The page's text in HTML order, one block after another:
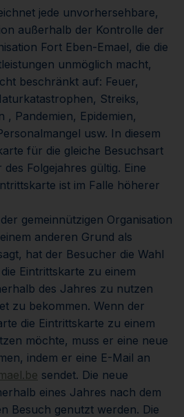
jede unvorhersehbare,
außerhalb der Kontrolle der
Fort Eben-Emael, die die
unmöglich macht,
beschränkt auf: Feuer,
Streiks,
, Pandemien, Epidemien,
usw. In diesem
für die gleiche Besuchsart
Folgejahres gültig. Eine
ist im Falle höherer
gemeinnützigen Organisation
anderen Grund als
hat der Besucher die Wahl
Eintrittskarte zu einem
des Jahres zu nutzen
zu bekommen. Wenn der
die Eintrittskarte zu einem
möchte, muss er eine neue
indem er eine E-Mail an
sendet. Die neue
eines Jahres nach dem
Besuch genutzt werden. Die